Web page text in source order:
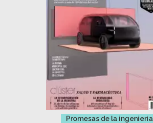
Promesas de la ingeniería